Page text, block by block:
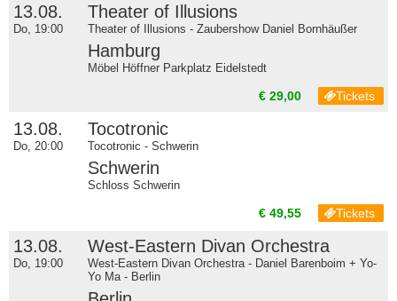
13.08.
Do, 19:00
Theater of Illusions
Theater of Illusions - Zaubershow Daniel Bornhäußer
Hamburg
Möbel Höffner Parkplatz Eidelstedt
€ 29,00 Tickets
13.08.
Do, 20:00
Tocotronic
Tocotronic - Schwerin
Schwerin
Schloss Schwerin
€ 49,55 Tickets
13.08.
Do, 19:00
West-Eastern Divan Orchestra
West-Eastern Divan Orchestra - Daniel Barenboim + Yo-
Yo Ma - Berlin